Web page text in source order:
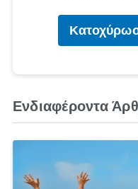
Ενδιαφέροντα